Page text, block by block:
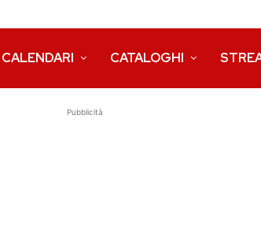
CALENDARI CATALOGHI
Pubblicità